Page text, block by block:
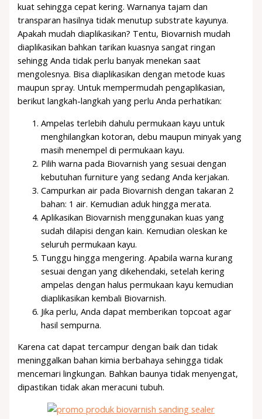
kuat sehingga cepat kering. Warnanya tajam dan
transparan hasilnya tidak menutup substrate kayunya.
Apakah mudah diaplikasikan? Tentu, Biovarnish mudah
diaplikasikan bahkan tarikan kuasnya sangat ringan
sehingg Anda tidak perlu banyak menekan saat
mengolesnya. Bisa diaplikasikan dengan metode kuas
maupun spray. Untuk mempermudah pengaplikasian,
berikut langkah-langkah yang perlu Anda perhatikan:
Ampelas terlebih dahulu permukaan kayu untuk
menghilangkan kotoran, debu maupun minyak yang
masih menempel di permukaan kayu.
Pilih warna pada Biovarnish yang sesuai dengan
kebutuhan furniture yang sedang Anda kerjakan.
Campurkan air pada Biovarnish dengan takaran 2
bahan: 1 air. Kemudian aduk hingga merata.
Aplikasikan Biovarnish menggunakan kuas yang
sudah dilapisi dengan kain. Kemudian oleskan ke
seluruh permukaan kayu.
Tunggu hingga mengering. Apabila warna kurang
sesuai dengan yang dikehendaki, setelah kering
ampelas dengan halus permukaan kayu kemudian
diaplikasikan kembali Biovarnish.
Jika perlu, Anda dapat memberikan topcoat agar
hasil sempurna.
Karena cat dapat tercampur dengan baik dan tidak
meninggalkan bahan kimia berbahaya sehingga tidak
mencemari lingkungan. Bahkan baunya tidak menyengat,
dipastikan tidak akan meracuni tubuh.